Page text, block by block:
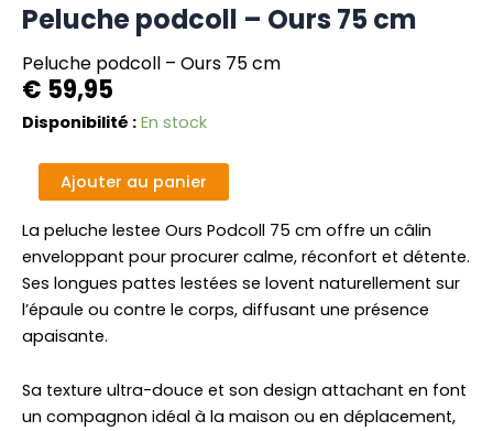
Peluche podcoll – Ours 75 cm
Peluche podcoll – Ours 75 cm
€ 59,95
Disponibilité : En stock
quantité
Peluche
podcoll
-
Ours
75
cm
Ajouter au panier
La peluche lestee Ours Podcoll 75 cm offre un câlin
enveloppant pour procurer calme, réconfort et détente.
Ses longues pattes lestées se lovent naturellement sur
l’épaule ou contre le corps, diffusant une présence
apaisante.
Sa texture ultra-douce et son design attachant en font
un compagnon idéal à la maison ou en déplacement,